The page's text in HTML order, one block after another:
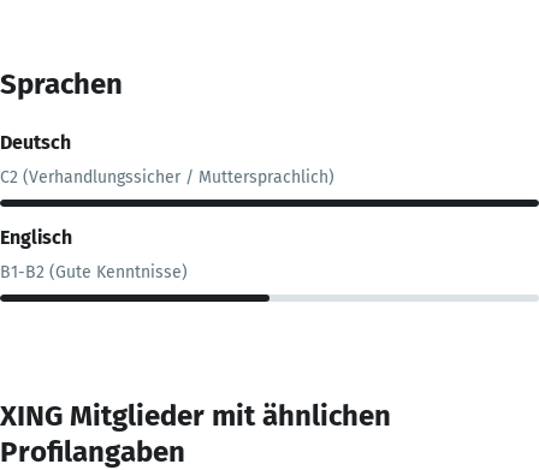
Sprachen
Deutsch
C2 (Verhandlungssicher / Muttersprachlich)
Englisch
B1-B2 (Gute Kenntnisse)
XING Mitglieder mit ähnlichen
Profilangaben